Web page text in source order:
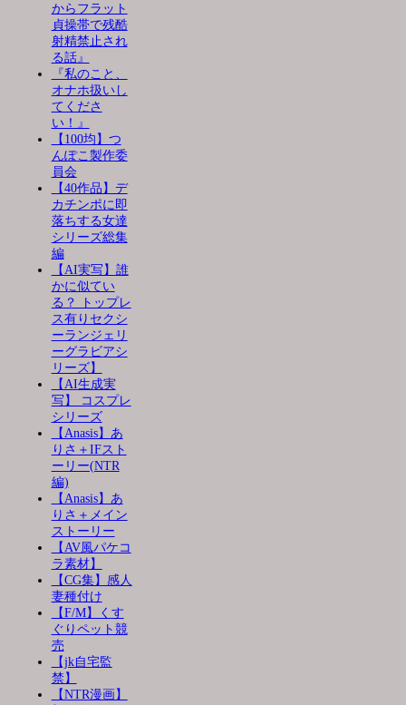
からフラット
貞操帯で残酷
射精禁止され
る話』
『私のこと、
オナホ扱いし
てくださ
い！』
【100均】つ
んぽこ製作委
員会
【40作品】デ
カチンポに即
落ちする女達
シリーズ総集
編
【AI実写】誰
かに似てい
る？ トップレ
ス有りセクシ
ーランジェリ
ーグラビアシ
リーズ】
【AI生成実
写】 コスプレ
シリーズ
【Anasis】あ
りさ＋IFスト
ーリー(NTR
編)
【Anasis】あ
りさ＋メイン
ストーリー
【AV風パケコ
ラ素材】
【CG集】感人
妻種付け
【F/M】くす
ぐりペット競
売
【jk自宅監
禁】
【NTR漫画】